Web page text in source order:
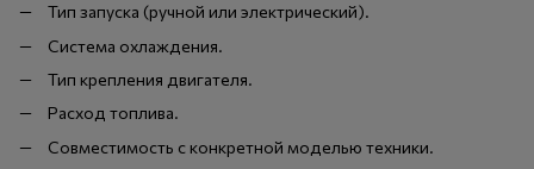
Тип запуска (ручной или электрический).
Система охлаждения.
Тип крепления двигателя.
Расход топлива.
Совместимость с конкретной моделью техники.